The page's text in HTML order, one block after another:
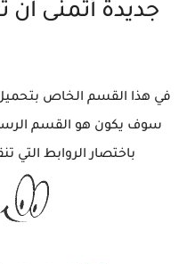
جديدة أتمنى ان
في هذا القسم الخاص
سوف يكون هو القسم
باختصار الروابط التي